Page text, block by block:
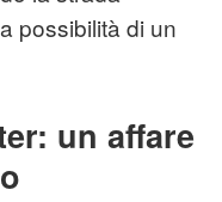
possibilità di un
un affare